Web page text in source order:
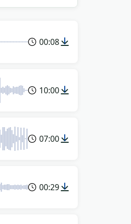
00:08
10:00
07:00
00:29